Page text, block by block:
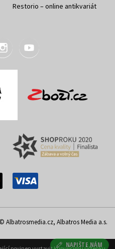
NAPIŠTE NÁM
Restorio – online antikvariát
Albatrosmedia.cz, Albatros Media a.s.